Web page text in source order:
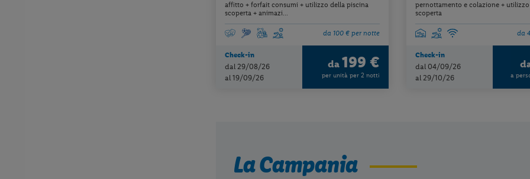
affitto + forfait consumi + utilizzo della piscina
scoperta + animazi...
da 100 € per notte
Check-in
dal 29/08/26
al 19/09/26
da 199 €
per unità per 2 notti
pernottamento e colazione +
scoperta
da
Check-in
dal 04/09/26
al 29/10/26
a
La Campania